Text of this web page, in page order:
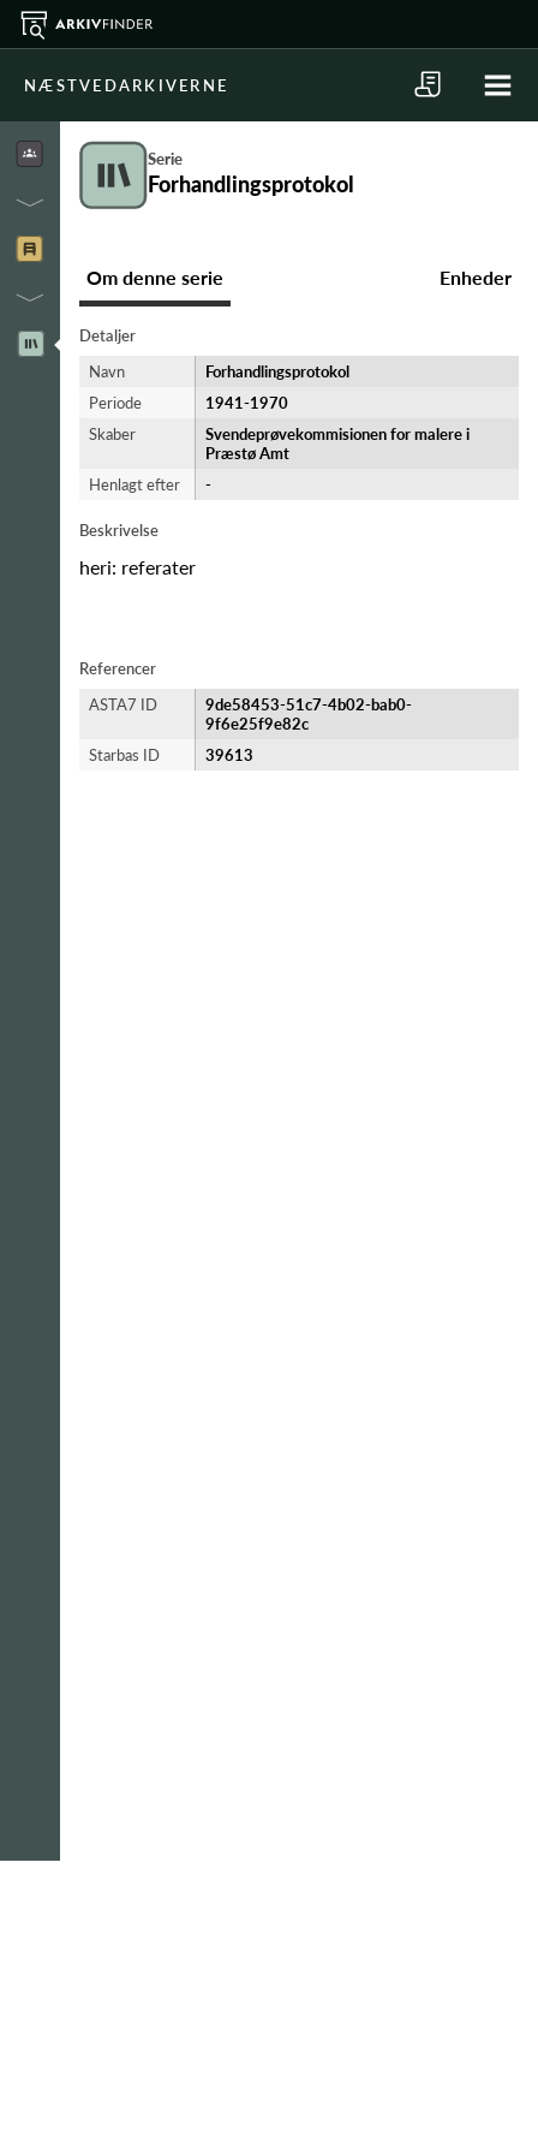
NÆSTVEDARKIVERNE
Serie
Forhandlingsprotokol
Om denne serie Enheder
Detaljer
Navn
Forhandlingsprotokol
Periode
1941-​1970
Skaber
Svendeprøvekommisionen for malere i
Præstø Amt
Henlagt efter
-
Beskrivelse
heri: referater
Referencer
ASTA7 ID
9de58453-51c7-4b02-bab0-
9f6e25f9e82c
Starbas ID
39613